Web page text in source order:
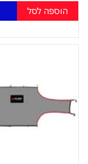
הוספה לסל